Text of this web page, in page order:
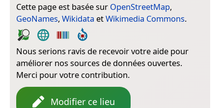
Cette page est basée sur OpenStreetMap,
GeoNames, Wikidata etWikimedia Commons.
Nous serions ravis de recevoir votre aide pour
améliorer nos sources de données ouvertes.
Merci pour votre contribution.
Modifier ce lieu